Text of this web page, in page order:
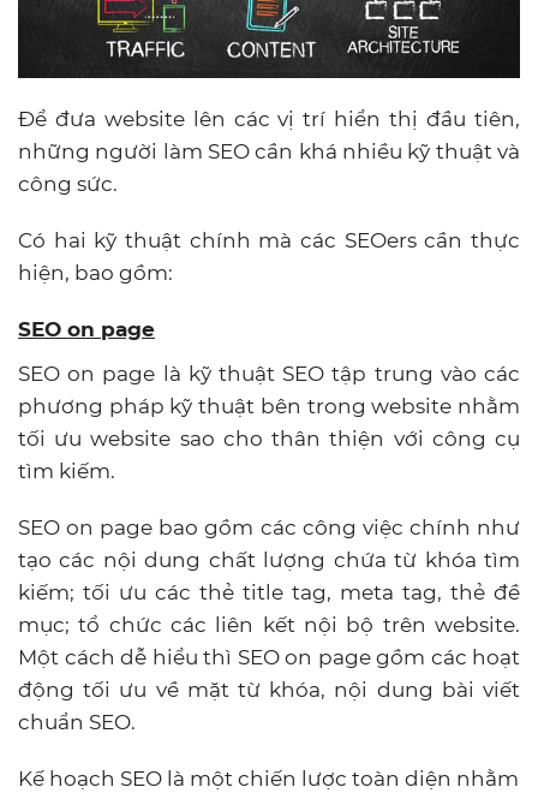
Để đưa website lên các vị trí hiển thị đầu tiên,
những người làm SEO cần khá nhiều kỹ thuật và
công sức.
Có hai kỹ thuật chính mà các SEOers cần thực
hiện, bao gồm:
SEO on page
SEO on page là kỹ thuật SEO tập trung vào các
phương pháp kỹ thuật bên trong website nhằm
tối ưu website sao cho thân thiện với công cụ
tìm kiếm.
SEO on page bao gồm các công việc chính như
tạo các nội dung chất lượng chứa từ khóa tìm
kiếm; tối ưu các thẻ title tag, meta tag, thẻ đề
mục; tổ chức các liên kết nội bộ trên website.
Một cách dễ hiểu thì SEO on page gồm các hoạt
động tối ưu về mặt từ khóa, nội dung bài viết
chuẩn SEO.
Kế hoạch SEO là một chiến lược toàn diện nhằm